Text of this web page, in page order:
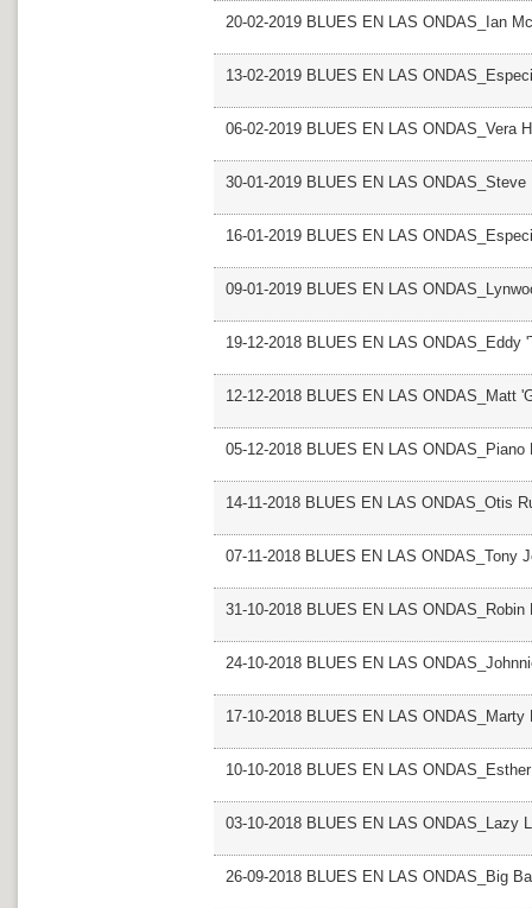
20-02-2019 BLUES EN LAS ONDAS_Ian
13-02-2019 BLUES EN LAS
06-02-2019 BLUES EN LAS ONDAS_Vera
30-01-2019 BLUES EN LAS ONDAS_Steve
16-01-2019 BLUES EN LAS
09-01-2019 BLUES EN LAS
19-12-2018 BLUES EN LAS ONDAS_Eddy
12-12-2018 BLUES EN LAS ONDAS_Matt
05-12-2018 BLUES EN LAS ONDAS_Piano
14-11-2018 BLUES EN LAS ONDAS_Otis
07-11-2018 BLUES EN LAS ONDAS_Tony
31-10-2018 BLUES EN LAS ONDAS_Robin
24-10-2018 BLUES EN LAS
17-10-2018 BLUES EN LAS ONDAS_Marty
10-10-2018 BLUES EN LAS
03-10-2018 BLUES EN LAS ONDAS_Lazy
26-09-2018 BLUES EN LAS ONDAS_Big